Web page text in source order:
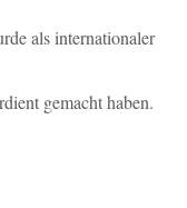
als internationaler
gemacht haben.